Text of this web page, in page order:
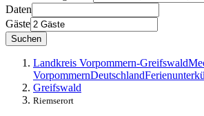
Daten
Gäste
Suchen
Landkreis Vorpommern-Greifswald
VorpommernDeutschland
Greifswald
Riemserort